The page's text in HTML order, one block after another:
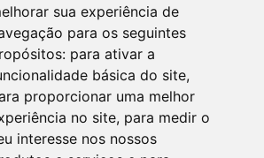
sua experiência de
para os seguintes
para ativar a
básica do site,
proporcionar uma melhor
no site, para medir o
interesse nos nossos